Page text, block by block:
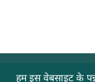
हम इस वेबसाइट के
उपयोगी लिंक